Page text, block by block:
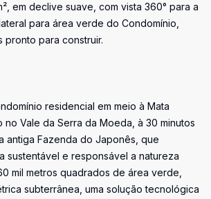
em declive suave, com vista 360° para a
para área verde do Condomínio,
para construir.
residencial em meio à Mata
no Vale da Serra da Moeda, à 30 minutos
antiga Fazenda do Japonês, que
sustentável e responsável a natureza
mil metros quadrados de área verde,
subterrânea, uma solução tecnológica